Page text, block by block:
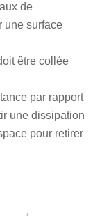
de
une surface
être collée
par rapport
une dissipation
pour retirer